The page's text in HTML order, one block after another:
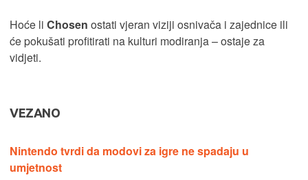
Hoće li Chosen ostati vjeran viziji osnivača i zajednice ili
će pokušati profitirati na kulturi modiranja – ostaje za
vidjeti.
VEZANO
Nintendo tvrdi da modovi za igre ne spadaju u
umjetnost